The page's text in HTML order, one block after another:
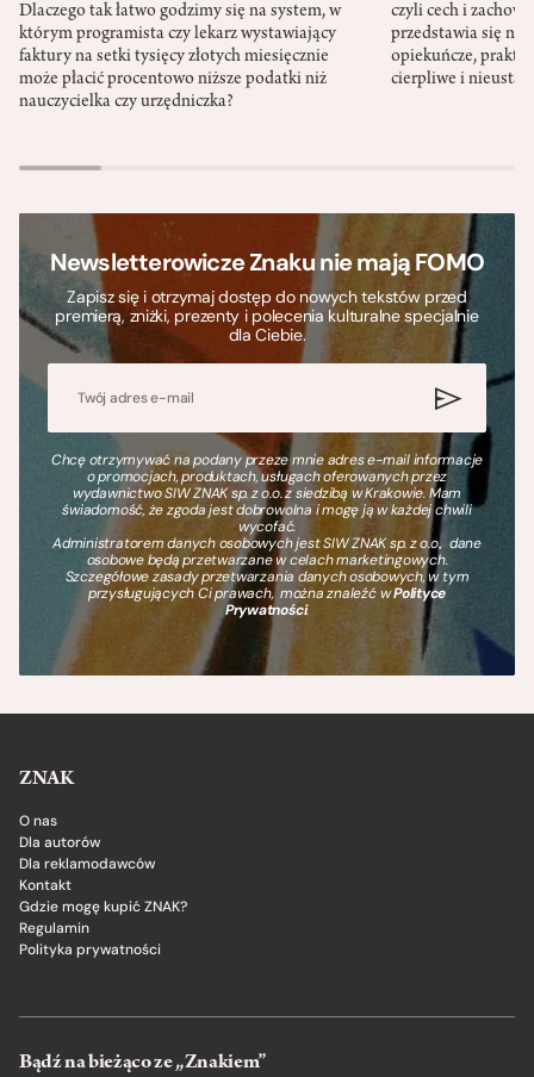
Dlaczego tak łatwo godzimy się na system, w
którym programista czy lekarz wystawiający
faktury na setki tysięcy złotych miesięcznie
może płacić procentowo niższe podatki niż
nauczycielka czy urzędniczka?
czyli cech i
przedstawia się
opiekuńcze,
cierpliwe i
Newsletterowicze Znaku nie mają FOMO
Zapisz się i otrzymaj dostęp do nowych tekstów przed
premierą, zniżki, prezenty i polecenia kulturalne specjalnie
dla Ciebie.
Chcę otrzymywać na podany przeze mnie adres e-mail informacje
o promocjach, produktach, usługach oferowanych przez
wydawnictwo SIW ZNAK sp. z o.o. z siedzibą w Krakowie. Mam
świadomość, że zgoda jest dobrowolna i mogę ją w każdej chwili
wycofać.
Administratorem danych osobowych jest SIW ZNAK sp. z o.o., dane
osobowe będą przetwarzane w celach marketingowych.
Szczegółowe zasady przetwarzania danych osobowych, w tym
przysługujących Ci prawach, można znaleźć wPolityce
Prywatności.
ZNAK
O nas
Dla autorów
Dla reklamodawców
Kontakt
Gdzie mogę kupić ZNAK?
Regulamin
Polityka prywatności
Bądź na bieżąco ze „Znakiem”